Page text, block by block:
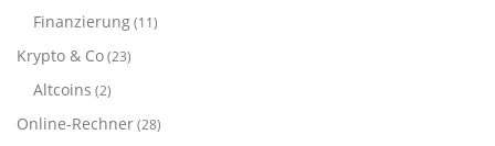
Finanzierung(11)
Krypto & Co(23)
Altcoins (2)
Online-Rechner(28)